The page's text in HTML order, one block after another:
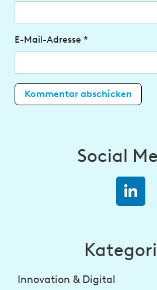
E-Mail-Adresse *
Social
Innovation & Digital